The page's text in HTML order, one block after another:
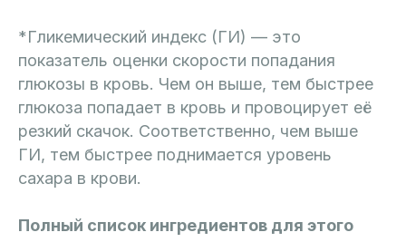
*Гликемический индекс (ГИ) — это
показатель оценки скорости попадания
глюкозы в кровь. Чем он выше, тем быстрее
глюкоза попадает в кровь и провоцирует её
резкий скачок. Соответственно, чем выше
ГИ, тем быстрее поднимается уровень
сахара в крови.
Полный список ингредиентов для этого